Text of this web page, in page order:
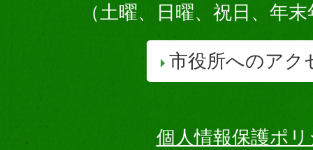
（土曜、日曜、祝日、年
市役所へのアク
個人情報保護ポ